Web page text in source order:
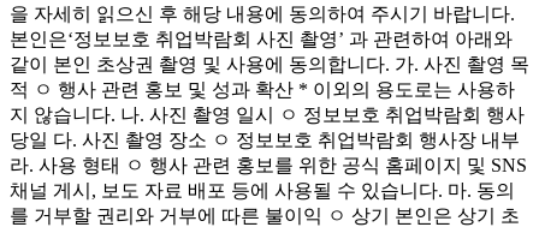
을 자세히 읽으신 후 해당 내용에 동의하여 주시기 바랍니다.
본인은‘정보보호 취업박람회 사진 촬영’ 과 관련하여 아래와
같이 본인 초상권 촬영 및 사용에 동의합니다. 가. 사진 촬영 목
적 ㅇ 행사 관련 홍보 및 성과 확산 * 이외의 용도로는 사용하
지 않습니다. 나. 사진 촬영 일시 ㅇ 정보보호 취업박람회 행사
당일 다. 사진 촬영 장소 ㅇ 정보보호 취업박람회 행사장 내부
라. 사용 형태 ㅇ 행사 관련 홍보를 위한 공식 홈페이지 및 SNS
채널 게시, 보도 자료 배포 등에 사용될 수 있습니다. 마. 동의
를 거부할 권리와 거부에 따른 불이익 ㅇ 상기 본인은 상기 초